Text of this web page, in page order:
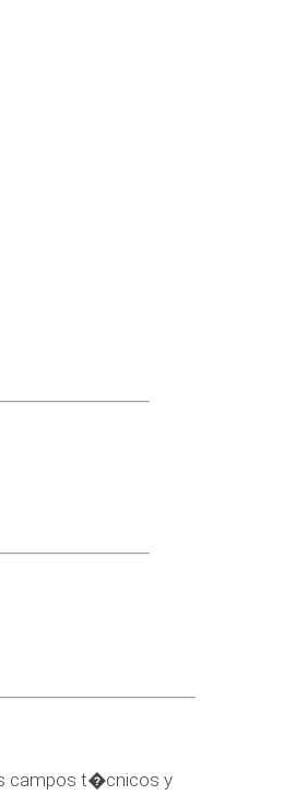
campos t�cnicos y